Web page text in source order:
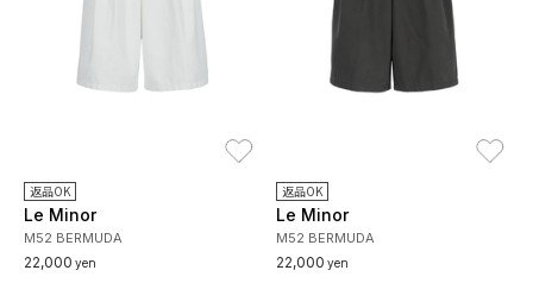
返品OK
Le Minor
M52 BERMUDA
22,000 yen
返品OK
Le Minor
M52 BERMUDA
22,000 yen